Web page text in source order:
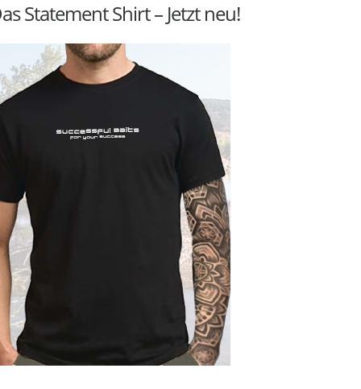
Statement Shirt – Jetzt neu!